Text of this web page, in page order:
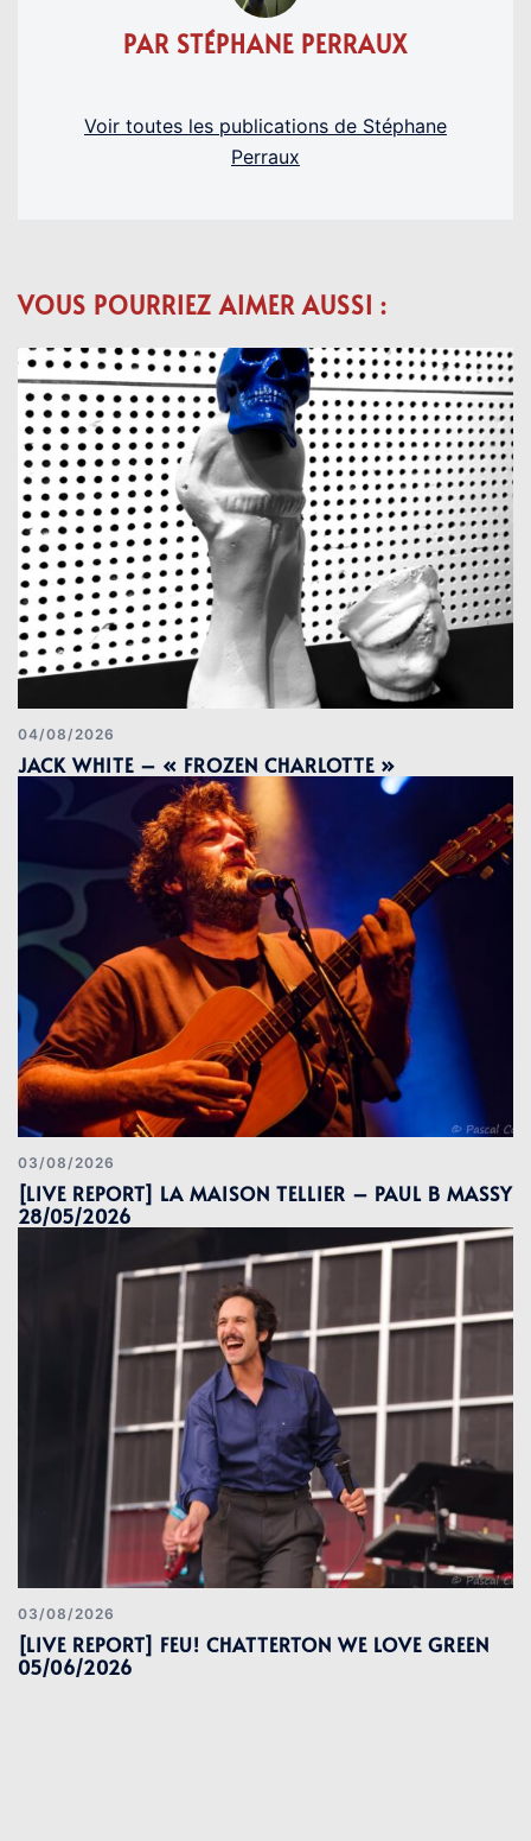
PAR STÉPHANE PERRAUX
Voir toutes les publications de Stéphane
Perraux
VOUS POURRIEZ AIMER AUSSI :
04/08/2026
JACK WHITE – « FROZEN CHARLOTTE »
03/08/2026
[LIVE REPORT] LA MAISON TELLIER – PAUL B MASSY
28/05/2026
03/08/2026
[LIVE REPORT] FEU! CHATTERTON WE LOVE GREEN
05/06/2026